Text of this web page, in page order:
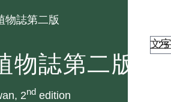
物誌第二版
物誌第二版
2nd edition
文